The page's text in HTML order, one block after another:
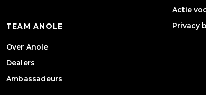
TEAM ANOLE
Over Anole
Dealers
Ambassadeurs
Actie
Privacy